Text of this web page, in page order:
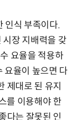
인식 부족이다.
시장 지배력을 갖
요율을 적용하
요율이 높으면 다
제대로 된 유지
를 이용해야 한
다는 잘못된 인